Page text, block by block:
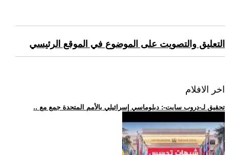
التعليق والتصويت على الموضوع في الموقع الرئيسي
اخر الافلام
.. تحقيق لـ-دروب سايت-: دبلوماسي إسرائيلي بالأمم المتحدة جمع مع